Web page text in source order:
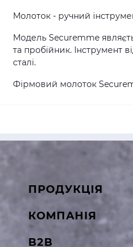
Молоток - ручний
Модель Securemme
та пробійник. Інструмент
сталі.
Фірмовий молоток
ПРОДУКЦІЯ
КОМПАНІЯ
B2B